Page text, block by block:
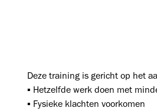
Deze training is gericht op het
▪ Hetzelfde werk doen met
▪ Fysieke klachten voorkomen